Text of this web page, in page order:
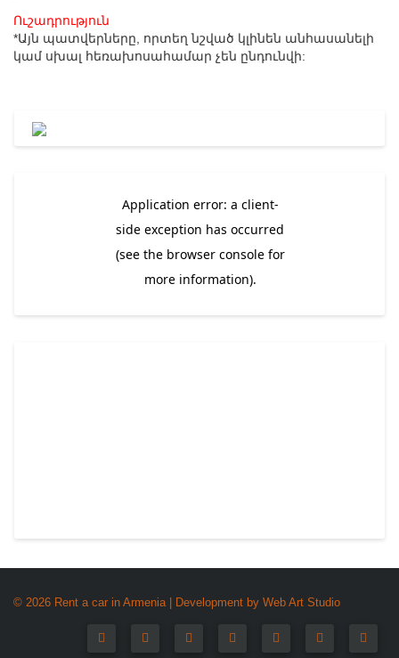
Ուշադրություն
*Այն պատվերները, որտեղ նշված կլինեն անհասանելի
կամ սխալ հեռախոսահամար չեն ընդունվի:
© 2026 Rent a car in Armenia | Development by Web Art Studio